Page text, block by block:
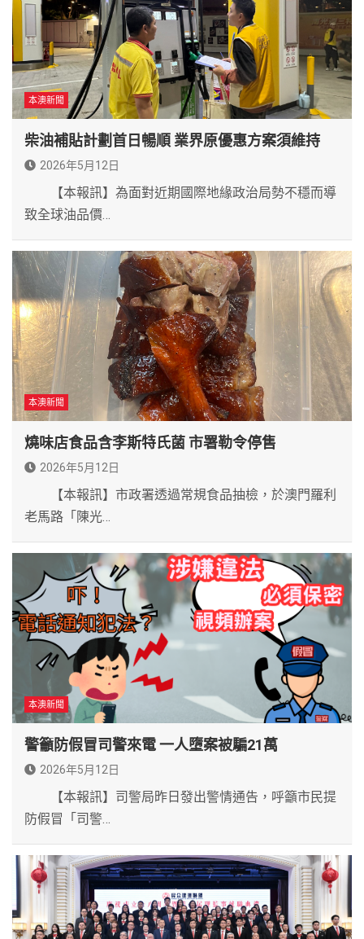
本澳新聞
柴油補貼計劃首日暢順 業界原優惠方案須維持
2026年5月12日
【本報訊】為面對近期國際地緣政治局勢不穩而導
致全球油品價…
本澳新聞
燒味店食品含李斯特氏菌 市署勒令停售
2026年5月12日
【本報訊】市政署透過常規食品抽檢，於澳門羅利
老馬路「陳光…
本澳新聞
警籲防假冒司警來電 一人墮案被騙21萬
2026年5月12日
【本報訊】司警局昨日發出警情通告，呼籲市民提
防假冒「司警…